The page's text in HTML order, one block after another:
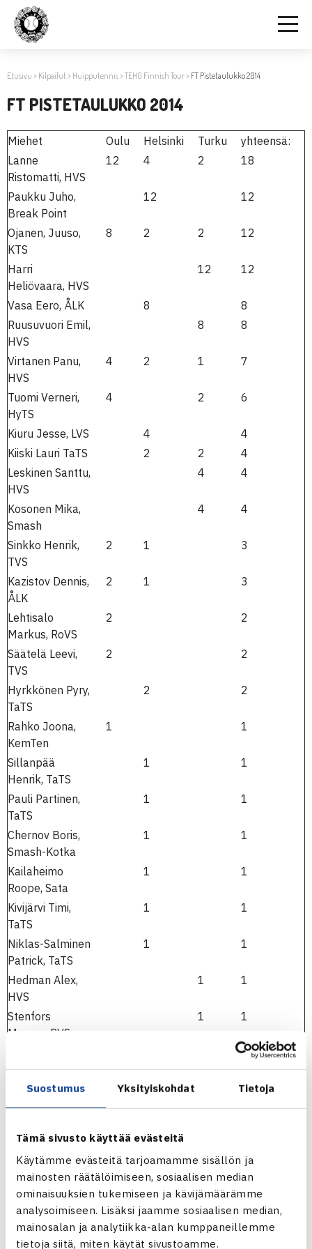
Suostumus Yksityiskohdat Tietoja
Tämä sivusto käyttää evästeitä
Käytämme evästeitä tarjoamamme sisällön ja
mainosten räätälöimiseen, sosiaalisen median
ominaisuuksien tukemiseen ja kävijämäärämme
analysoimiseen. Lisäksi jaamme sosiaalisen median,
mainosalan ja analytiikka-alan kumppaneillemme
tietoja siitä, miten käytät sivustoamme.
Etusivu > Kilpailut> Huipputennis>TEHO Finnish Tour> FT Pistetaulukko 2014
FT PISTETAULUKKO 2014
Miehet Oulu Helsinki Turku
yhteensä:
Lanne
Ristomatti, HVS
12 4 2 18
Paukku Juho,
Break Point
12 12
Ojanen, Juuso,
KTS
8 2 2 12
Harri
Heliövaara, HVS
12 12
Vasa Eero, ÅLK 8
8
Ruusuvuori Emil,
HVS
8 8
Virtanen Panu,
HVS
4 2 1 7
Tuomi Verneri,
HyTS
4 2 6
Kiuru Jesse, LVS 4
4
Kiiski Lauri TaTS
2 2
4
Leskinen Santtu,
HVS
4 4
Kosonen Mika,
Smash
4 4
Sinkko Henrik,
TVS
2 1 3
Kazistov Dennis,
ÅLK
2 1 3
Lehtisalo
Markus, RoVS
2 2
Säätelä Leevi,
TVS
2 2
Hyrkkönen Pyry,
TaTS
2 2
Rahko Joona,
KemTen
1 1
Sillanpää
Henrik, TaTS
1 1
Pauli Partinen,
TaTS
1 1
Chernov Boris,
Smash-Kotka
1 1
Kailaheimo
Roope, Sata
1 1
Kivijärvi Timi,
TaTS
1 1
Niklas-Salminen
Patrick, TaTS
1 1
Hedman Alex,
HVS
1 1
Stenfors
Marcus, PVS
1 1
TaTS
1
Virtanen Ilari,
TVS
1
Vilen Tero, TaTS
Liukko Ville, TVS
1 1
Oulu Turku